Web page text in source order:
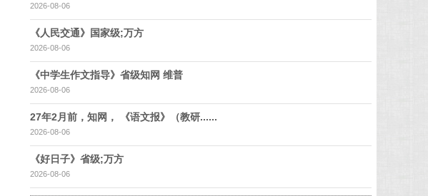
2026-08-06
《人民交通》国家级;万方
2026-08-06
《中学生作文指导》省级知网 维普
2026-08-06
27年2月前，知网， 《语文报》（教研......
2026-08-06
《好日子》省级;万方
2026-08-06